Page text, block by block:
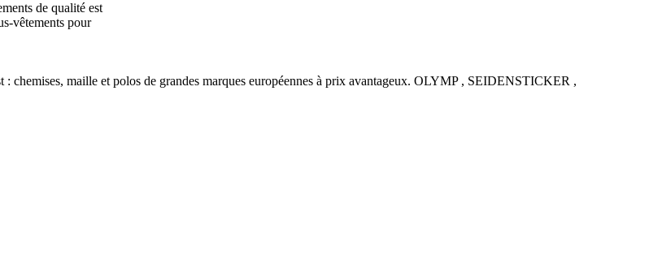
de qualité est
vêtements pour
chemises, maille et polos de grandes marques européennes à prix avantageux. OLYMP , SEIDENSTICKER ,